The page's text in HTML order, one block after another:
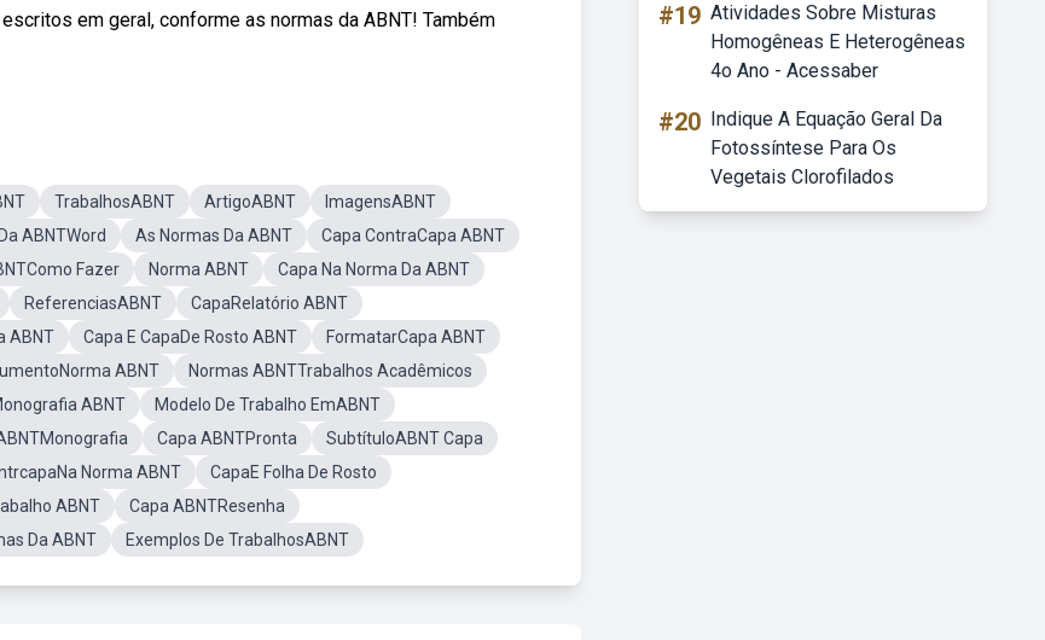
em geral, conforme as normas da ABNT! Também
TrabalhosABNT ArtigoABNT
ImagensABNT
ABNTWord As Normas Da ABNT
Capa ContraCapa ABNT
Fazer Norma ABNT
Capa Na Norma Da ABNT
ReferenciasABNT
CapaRelatório ABNT
ABNT Capa E CapaDe Rosto ABNT
FormatarCapa ABNT
ABNT
Normas ABNTTrabalhos Acadêmicos
ABNT
Modelo De Trabalho EmABNT
Capa ABNTPronta
SubtítuloABNT Capa
Norma ABNT
CapaE Folha De Rosto
ABNT
Capa ABNTResenha
Da ABNT Exemplos De TrabalhosABNT
#19 Atividades Sobre Misturas
Homogêneas E Heterogêneas
4o Ano - Acessaber
#20 Indique A Equação Geral Da
Fotossíntese Para Os
Vegetais Clorofilados